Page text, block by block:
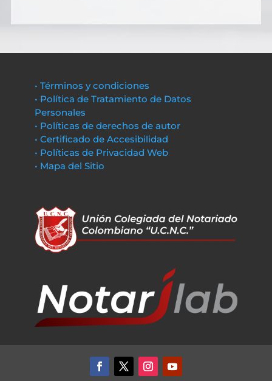
• Términos y condiciones
• Política de Tratamiento de Datos
Personales
• Políticas de derechos de autor
• Certificado de Accesibilidad
• Políticas de Privacidad Web
• Mapa del Sitio